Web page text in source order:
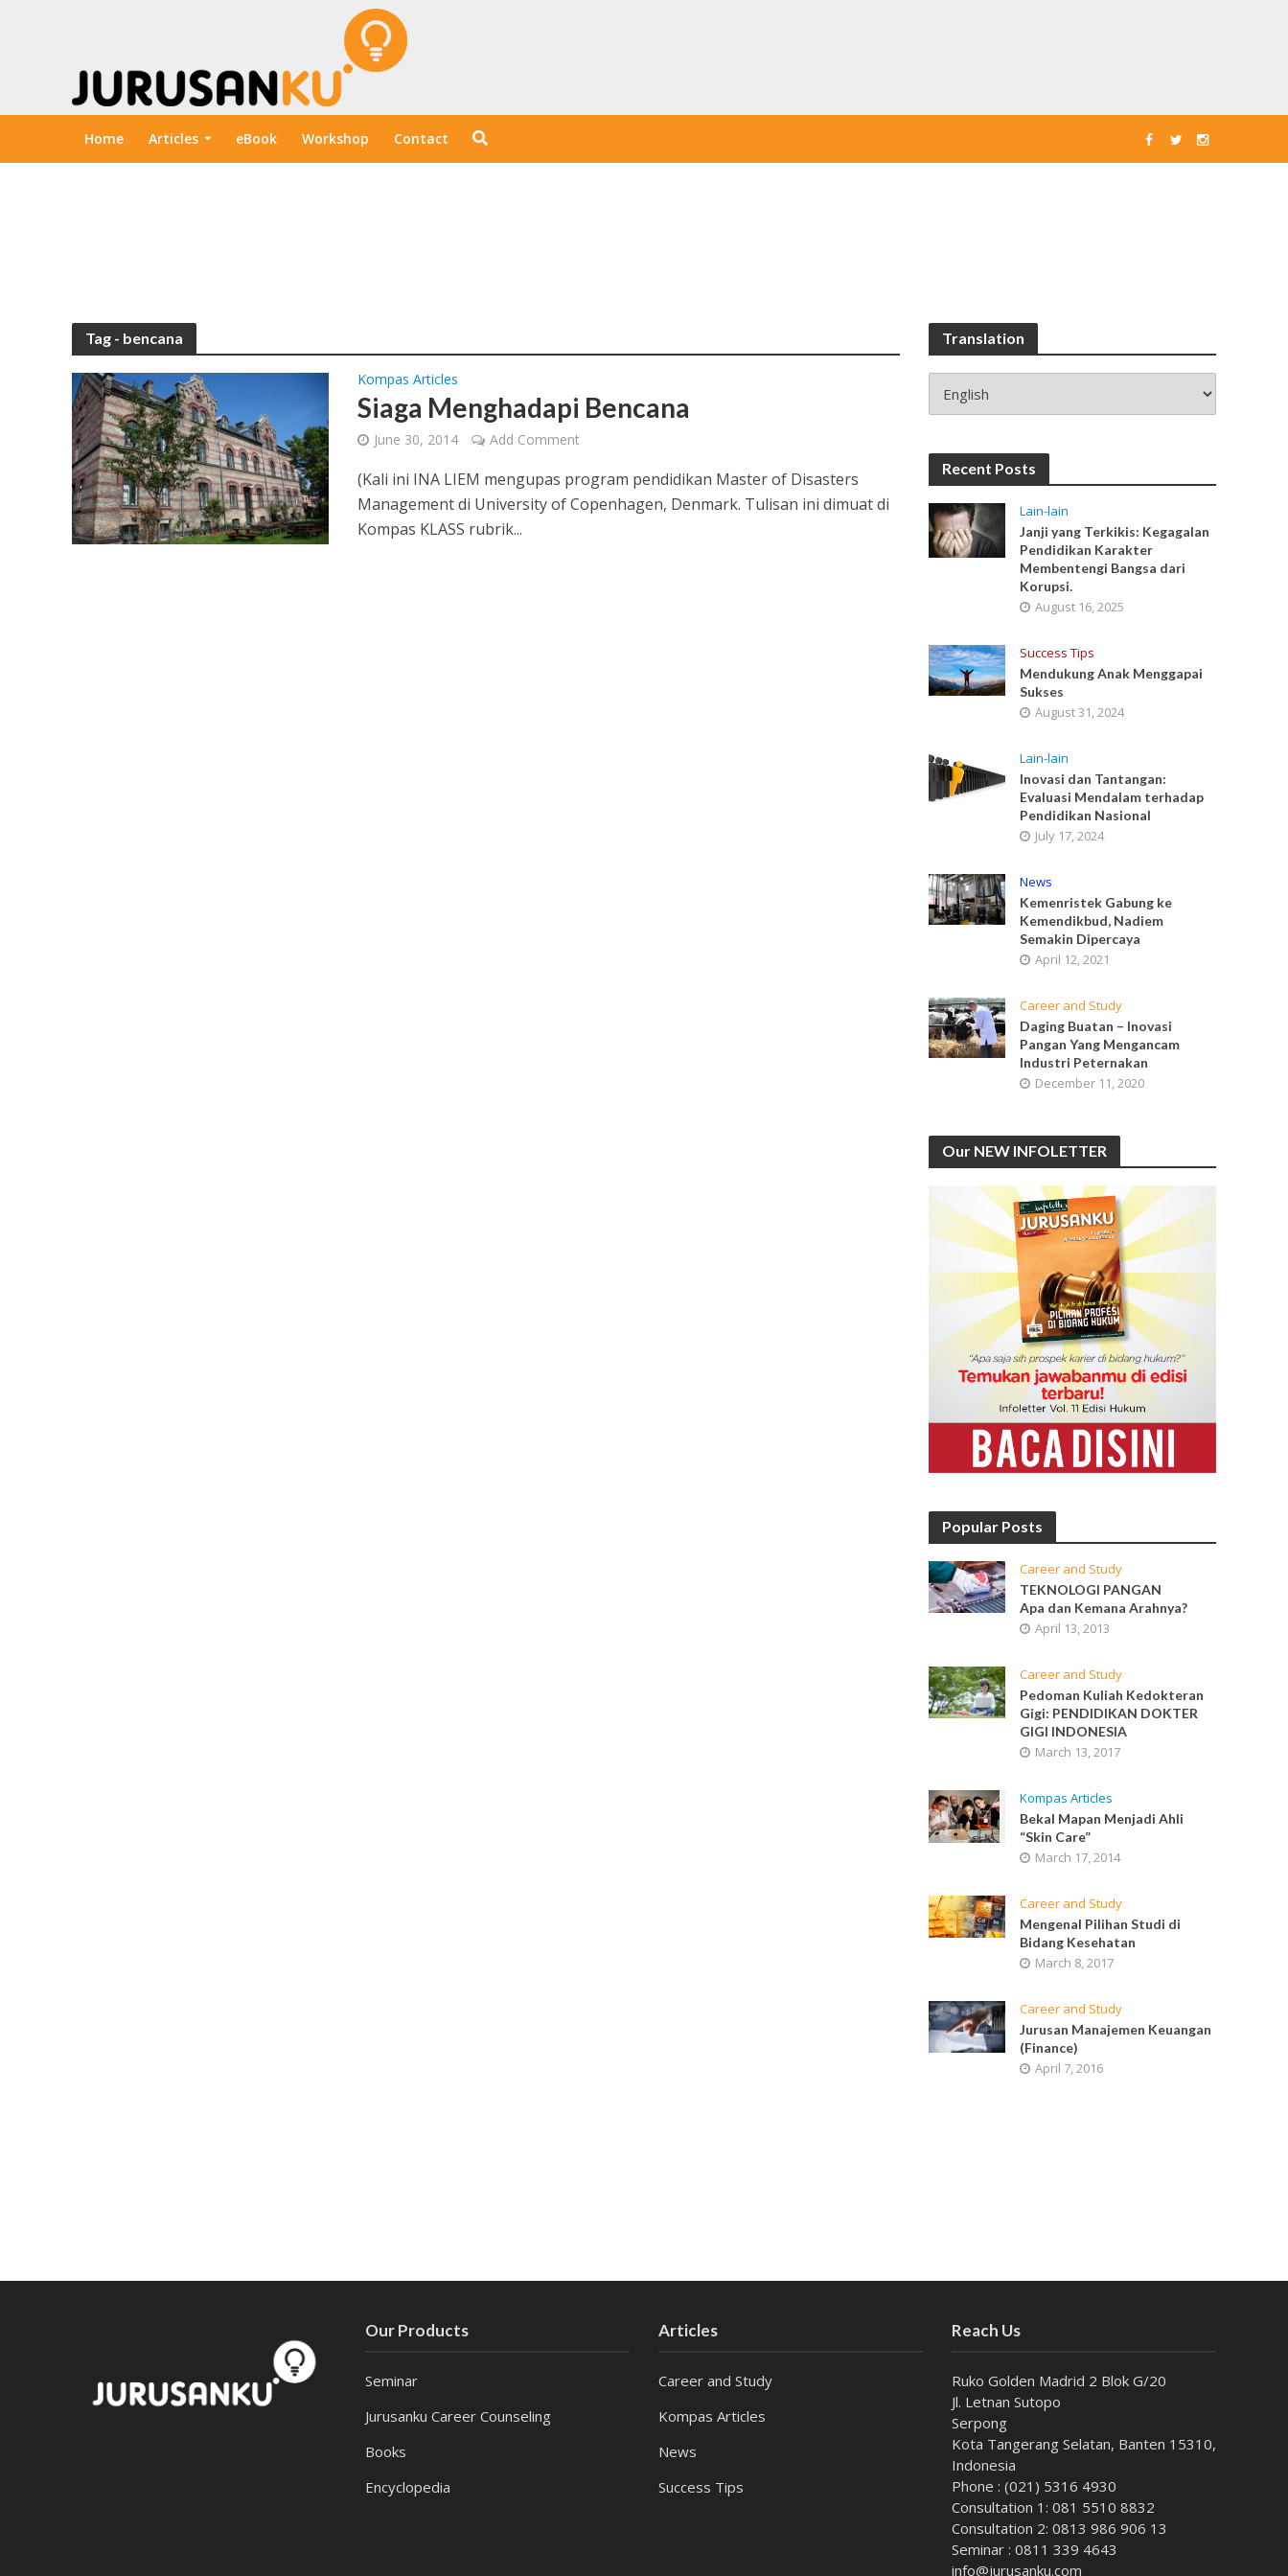
Home Articles eBook Workshop Contact
Tag - bencana
Kompas Articles
Siaga Menghadapi Bencana
June 30, 2014 Add Comment
(Kali ini INA LIEM mengupas program pendidikan Master of Disasters
Management di University of Copenhagen, Denmark. Tulisan ini dimuat di
Kompas KLASS rubrik...
Translation
Recent Posts
Lain-lain
Janji yang Terkikis: Kegagalan
Pendidikan Karakter
Membentengi Bangsa dari
Korupsi.
August 16, 2025
Success Tips
Mendukung Anak Menggapai
Sukses
August 31, 2024
Lain-lain
Inovasi dan Tantangan:
Evaluasi Mendalam terhadap
Pendidikan Nasional
July 17, 2024
News
Kemenristek Gabung ke
Kemendikbud, Nadiem
Semakin Dipercaya
April 12, 2021
Career and Study
Daging Buatan – Inovasi
Pangan Yang Mengancam
Industri Peternakan
December 11, 2020
Our NEW INFOLETTER
Popular Posts
Career and Study
TEKNOLOGI PANGAN
Apa dan Kemana Arahnya?
April 13, 2013
Career and Study
Pedoman Kuliah Kedokteran
Gigi: PENDIDIKAN DOKTER
GIGI INDONESIA
March 13, 2017
Kompas Articles
Bekal Mapan Menjadi Ahli
“Skin Care”
March 17, 2014
Career and Study
Mengenal Pilihan Studi di
Bidang Kesehatan
March 8, 2017
Career and Study
Jurusan Manajemen Keuangan
(Finance)
April 7, 2016
Our Products
Seminar
Jurusanku Career Counseling
Books
Encyclopedia
Articles
Career and Study
Kompas Articles
News
Success Tips
Reach Us
Ruko Golden Madrid 2 Blok G/20
Jl. Letnan Sutopo
Serpong
Kota Tangerang Selatan, Banten 15310,
Indonesia
Phone : (021) 5316 4930
Consultation 1: 081 5510 8832
Consultation 2: 0813 986 906 13
Seminar : 0811 339 4643
info@jurusanku.com